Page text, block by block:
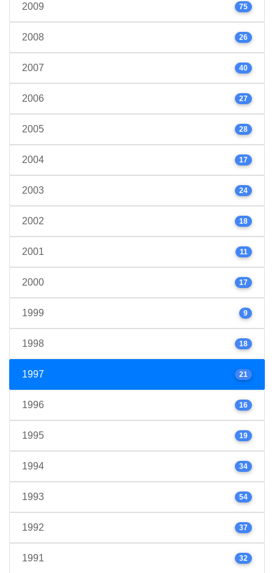
2009 75
2008 26
2007 40
2006 27
2005 28
2004 17
2003 24
2002 18
2001 11
2000 17
1999 9
1998 18
1997 21
1996 16
1995 19
1994 34
1993 54
1992 37
1991 32